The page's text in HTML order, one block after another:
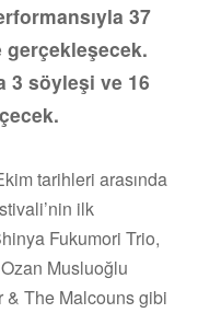
37
gerçekleşecek.
3 söyleşi ve 16
tarihleri arasında
ilk
Fukumori Trio,
Musluoğlu
& The Malcouns gibi